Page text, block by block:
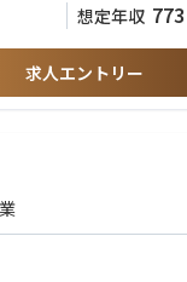
具体化し、リリースから
ム・外部委託前提で設計
た仕様調整・実装推進経験
）などインフラ系サービス
に複雑なサービス経験
立させる設計・実装にや
仕様を言語化できる方
向きに楽しめる方
想定年収 773
求人エントリー